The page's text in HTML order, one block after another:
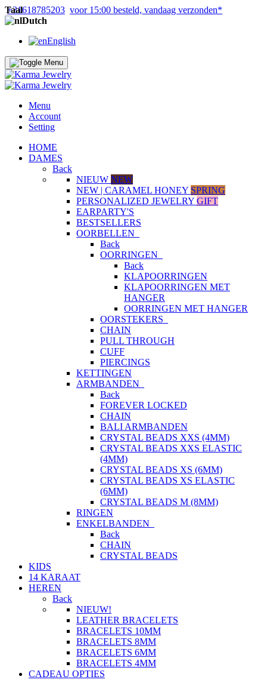
+31618785203 voor 15:00 besteld, vandaag verzonden*
Taal
Dutch
English
Menu
Account
Setting
HOME
DAMES
Back
NIEUW NEW
NEW | CARAMEL HONEY SPRING
PERSONALIZED JEWELRY GIFT
EARPARTY'S
BESTSELLERS
OORBELLEN
Back
OORRINGEN
Back
KLAPOORRINGEN
KLAPOORRINGEN MET
HANGER
OORRINGEN MET HANGER
OORSTEKERS
CHAIN
PULL THROUGH
CUFF
PIERCINGS
KETTINGEN
ARMBANDEN
Back
FOREVER LOCKED
CHAIN
BALI ARMBANDEN
CRYSTAL BEADS XXS (4MM)
CRYSTAL BEADS XXS ELASTIC
(4MM)
CRYSTAL BEADS XS (6MM)
CRYSTAL BEADS XS ELASTIC
(6MM)
CRYSTAL BEADS M (8MM)
RINGEN
ENKELBANDEN
Back
CHAIN
CRYSTAL BEADS
KIDS
14 KARAAT
HEREN
Back
NIEUW!
LEATHER BRACELETS
BRACELETS 10MM
BRACELETS 8MM
BRACELETS 6MM
BRACELETS 4MM
CADEAU OPTIES